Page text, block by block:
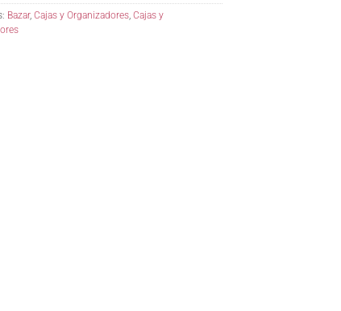
Bazar, Cajas y Organizadores Cajas y